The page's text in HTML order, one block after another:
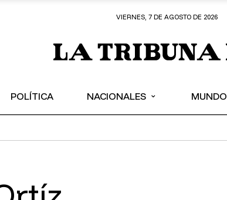
VIERNES, 7 DE AGOSTO DE 2026
POLÍTICA NACIONALES ⌄ MUNDO